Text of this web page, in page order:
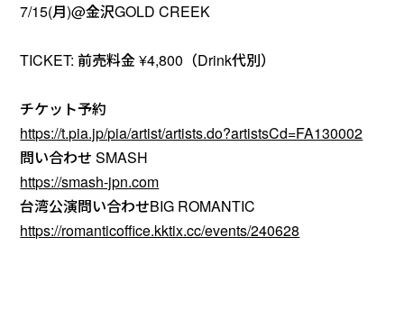
7/15(月)@金沢GOLD CREEK
TICKET: 前売料金 ¥4,800（Drink代別）
チケット予約
https://t.pia.jp/pia/artist/artists.do?artistsCd=FA130002
問い合わせ SMASH
https://smash-jpn.com
台湾公演問い合わせBIG ROMANTIC
https://romanticoffice.kktix.cc/events/240628